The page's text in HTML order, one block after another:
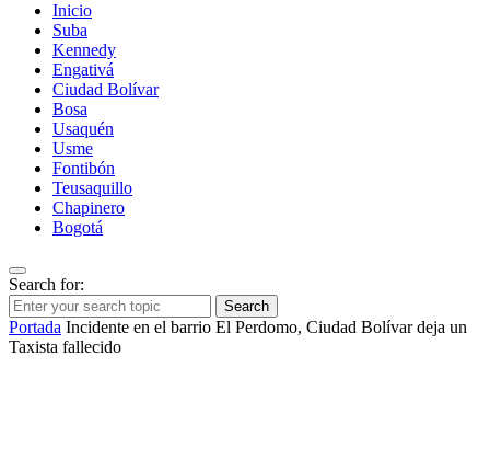
Inicio
Suba
Kennedy
Engativá
Ciudad Bolívar
Bosa
Usaquén
Usme
Fontibón
Teusaquillo
Chapinero
Bogotá
Search for:
Search
Portada Incidente en el barrio El Perdomo, Ciudad Bolívar deja un
Taxista fallecido